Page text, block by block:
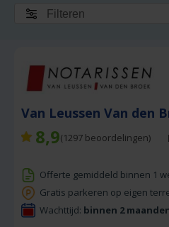
Filteren
Van Leussen Van den
8,9(1297 beoordelingen)
Offerte gemiddeld binnen 1
Gratis parkeren op eigen
Wachttijd: binnen 2